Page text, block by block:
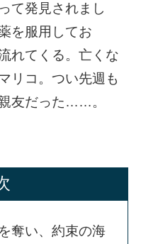
て発見されまし
を服用してお
れてくる。亡くな
リコ。つい先週も
友だった……。
奪い、約束の海